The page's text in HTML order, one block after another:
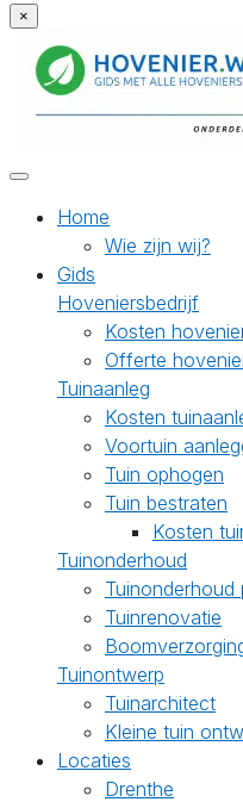
×
Home
Wie zijn wij?
Gids
Hoveniersbedrijf
Kosten
Offerte
Tuinaanleg
Kosten
Voortuin
Tuin ophogen
Tuin bestraten
Kosten
Tuinonderhoud
Tuinonderhoud
Tuinrenovatie
Tuinontwerp
Tuinarchitect
Kleine tuin
Locaties
Drenthe